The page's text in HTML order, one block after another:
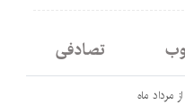
تصادفی
مرداد ماه